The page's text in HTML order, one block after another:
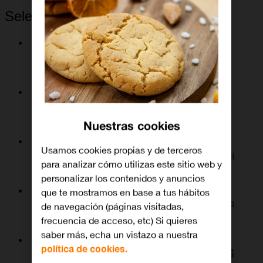
Selecciona la marca
Nuestras cookies
Usamos cookies propias y de terceros
para analizar cómo utilizas este sitio web y
personalizar los contenidos y anuncios
que te mostramos en base a tus hábitos
de navegación (páginas visitadas,
frecuencia de acceso, etc) Si quieres
saber más, echa un vistazo a nuestra
política de cookies.